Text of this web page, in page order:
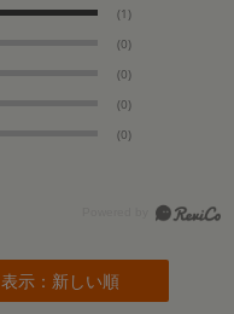
(1)
(0)
(0)
(0)
(0)
表示：新しい順